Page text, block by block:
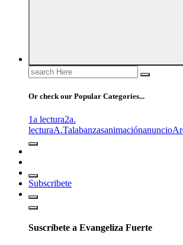
Search
for:
Or check our Popular Categories...
1a lectura2a.
lecturaA.Talabanzasanimaciónanuncio
Subscribete
Suscríbete a Evangeliza Fuerte